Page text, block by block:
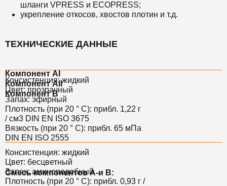
шланги VPRESS и ECOPRESS;
укрепление откосов, хвостов плотин и т.д.
ТЕХНИЧЕСКИЕ ДАННЫЕ
Компонент AI
Компонент AII
Компонент B
Консистенция: жидкий
Цвет: прозрачный
Запах: эфирный
Плотность (при 20 ° C): прибл. 1,22 г
/ см3 DIN EN ISO 3675
Вязкость (при 20 ° С): прибл. 65 мПа
DIN EN ISO 2555
Консистенция: жидкий
Цвет: бесцветный
Запах: аминоподобный
Плотность (при 20 ° C): прибл. 0,93 г /
Смесь компонентов A-и B: